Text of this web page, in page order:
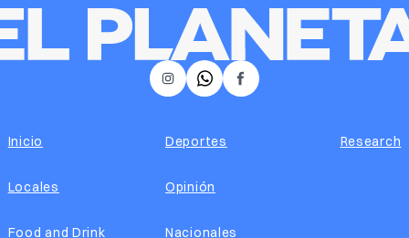
𝕏 Facebook
Instagram
Inicio
Locales
Food and Drink
Deportes
Opinión
Nacionales
Research